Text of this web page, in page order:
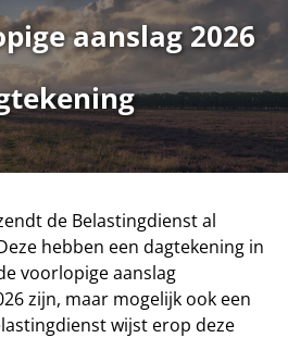
aanslag 2026
de Belastingdienst al
hebben een dagtekening in
voorlopige aanslag
zijn, maar mogelijk ook een
wijst erop deze